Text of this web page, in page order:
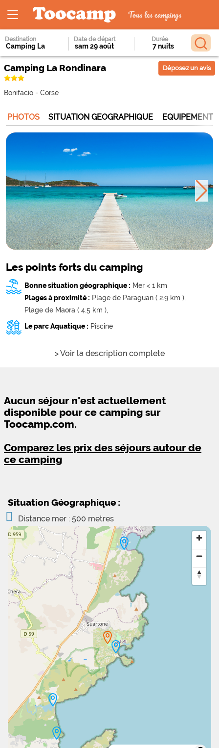
Tous les campings
Destination Date de départ Durée
Camping La Rondinara
Bonifacio - Corse
Déposez un avis
PHOTOS SITUATION GEOGRAPHIQUE
Les points forts du camping
Bonne situation géographique : Mer < 1 km
Plages à proximité : Plage de Paraguan ( 2.9 km ),
Plage de Maora ( 4.5 km ),
Le parc Aquatique : Piscine
> Voir la description complete
Aucun séjour n'est actuellement
disponible pour ce camping sur
Toocamp.com.
Comparez les prix des séjours autour de
ce camping
Situation Géographique :
Distance mer : 500 metres